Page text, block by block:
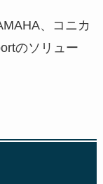
、コニカ
のソリュー